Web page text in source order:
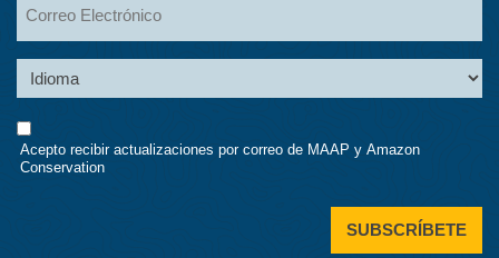
Consent
Acepto recibir actualizaciones por correo de MAAP y Amazon
Conservation